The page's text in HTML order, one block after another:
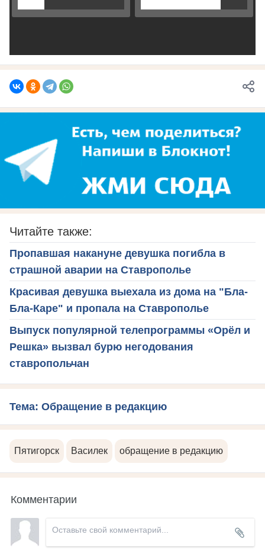
Читайте также:
Пропавшая накануне девушка погибла в
страшной аварии на Ставрополье
Красивая девушка выехала из дома на "Бла-
Бла-Каре" и пропала на Ставрополье
Выпуск популярной телепрограммы «Орёл и
Решка» вызвал бурю негодования
ставропольчан
Тема: Обращение в редакцию
Пятигорск Василек обращение в редакцию
Комментарии